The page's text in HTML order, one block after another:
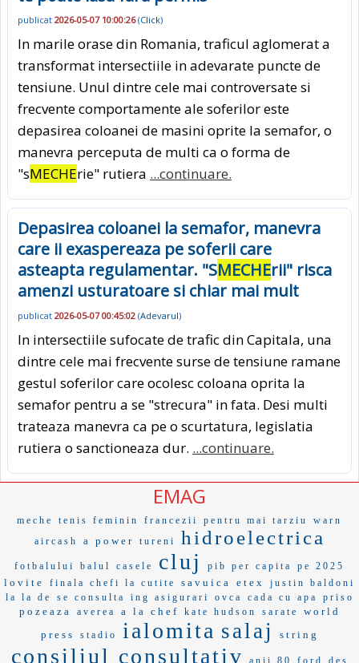
publicat 2026-05-07 10:00:26(Click)
In marile orase din Romania, traficul aglomerat a
transformat intersectiile in adevarate puncte de
tensiune. Unul dintre cele mai controversate si
frecvente comportamente ale soferilor este
depasirea coloanei de masini oprite la semafor, o
manevra perceputa de multi ca o forma de
"sMECHErie" rutiera ...continuare.
Depasirea coloanei la semafor, manevra
care ii exaspereaza pe soferii care
asteapta regulamentar. "SMECHErii" risca
amenzi usturatoare si chiar mai mult
publicat 2026-05-07 00:45:02 (Adevarul)
In intersectiile sufocate de trafic din Capitala, una
dintre cele mai frecvente surse de tensiune ramane
gestul soferilor care ocolesc coloana oprita la
semafor pentru a se "strecura" in fata. Desi multi
trateaza manevra ca pe o scurtatura, legislatia
rutiera o sanctioneaza dur. ...continuare.
EMAG
meche tenis feminin francezii pentru mai tarziu
warn
aircash
a power tureni hidroelectrica
fotbalului balul casele cluj pib per capita pe 2025
lovite finala chefi la cutite savuica etex
justin baldoni
la la de
se consulta ing asigurari ovca cada cu apa priso
pozeaza averea a la chef kate hudson sarate
world
press
stadio ialomita salaj string
consiliul consultativ anii 80 ford des